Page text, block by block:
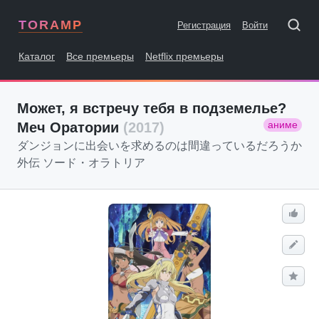
TORAMP Регистрация Войти
Каталог Все премьеры Netflix премьеры
Может, я встречу тебя в подземелье?
Меч Оратории (2017) аниме
ダンジョンに出会いを求めるのは間違っているだろうか
外伝 ソード・オラトリア